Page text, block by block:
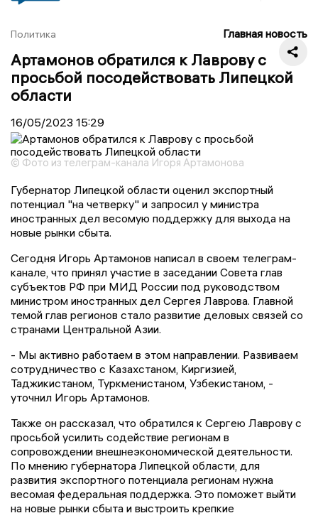
Политика Главная новость
Артамонов обратился к Лаврову с
просьбой посодействовать Липецкой
области
16/05/2023 15:29
© Фото из телеграм-канала Игоря Артамонова
Губернатор Липецкой области оценил экспортный
потенциал "на четверку" и запросил у министра
иностранных дел весомую поддержку для выхода на
новые рынки сбыта.
Сегодня Игорь Артамонов написал в своем телеграм-
канале, что принял участие в заседании Совета глав
субъектов РФ при МИД России под руководством
министром иностранных дел Сергея Лаврова. Главной
темой глав регионов стало развитие деловых связей со
странами Центральной Азии.
- Мы активно работаем в этом направлении. Развиваем
сотрудничество с Казахстаном, Киргизией,
Таджикистаном, Туркменистаном, Узбекистаном, -
уточнил Игорь Артамонов.
Также он рассказал, что обратился к Сергею Лаврову с
просьбой усилить содействие регионам в
сопровождении внешнеэкономической деятельности.
По мнению губернатора Липецкой области, для
развития экспортного потенциала регионам нужна
весомая федеральная поддержка. Это поможет выйти
на новые рынки сбыта и выстроить крепкие